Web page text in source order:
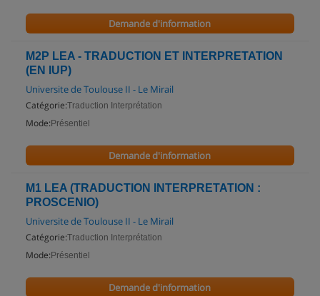
Demande d'information
M2P LEA - TRADUCTION ET INTERPRETATION
(EN IUP)
Universite de Toulouse II - Le Mirail
Catégorie:Traduction Interprétation
Mode: Présentiel
Demande d'information
M1 LEA (TRADUCTION INTERPRETATION :
PROSCENIO)
Universite de Toulouse II - Le Mirail
Catégorie:Traduction Interprétation
Mode: Présentiel
Demande d'information